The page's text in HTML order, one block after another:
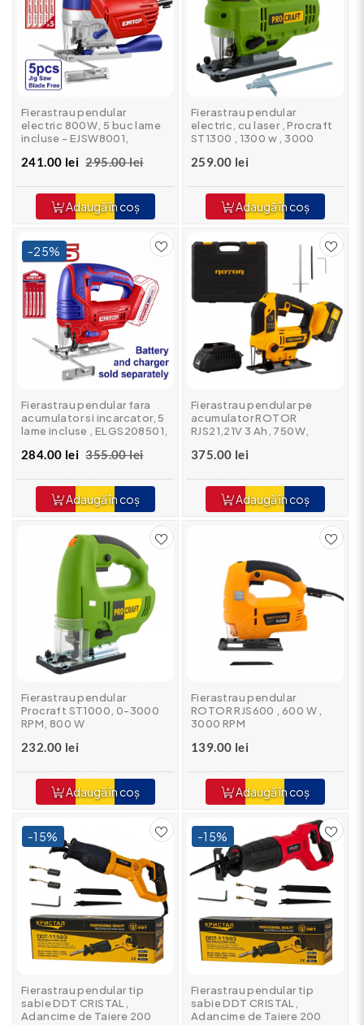
Fierastrau pendular
electric 800W, 5 buc lame
incluse - EJSW8001,
241.00 lei 295.00 lei
Adaugă în coș
Fierastrau pendular
electric, cu laser , Procraft
ST1300 , 1300 w , 3000
259.00 lei
Adaugă în coș
-25%
Fierastrau pendular fara
acumulator si incarcator, 5
lame incluse , ELGS208501,
284.00 lei 355.00 lei
Adaugă în coș
Fierastrau pendular pe
acumulator ROTOR
RJS21,21V 3 Ah, 750W,
375.00 lei
Adaugă în coș
Fierastrau pendular
Procraft ST1000, 0-3000
RPM, 800 W
232.00 lei
Adaugă în coș
Fierastrau pendular
ROTOR RJS600 , 600 W ,
3000 RPM
139.00 lei
Adaugă în coș
-15%
Fierastrau pendular tip
sabie DDT CRISTAL,
Adancime de Taiere 200
-15%
Fierastrau pendular tip
sabie DDT CRISTAL,
Adancime de Taiere 200